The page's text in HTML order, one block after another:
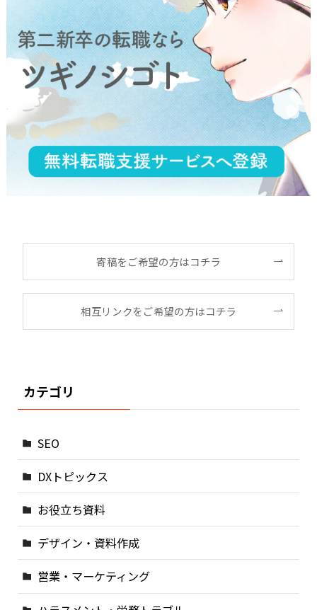
寄稿をご希望の方はコチラ
相互リンクをご希望の方はコチラ
カテゴリ
SEO
DXトピックス
お役立ち資料
デザイン・資料作成
営業・マーケティング